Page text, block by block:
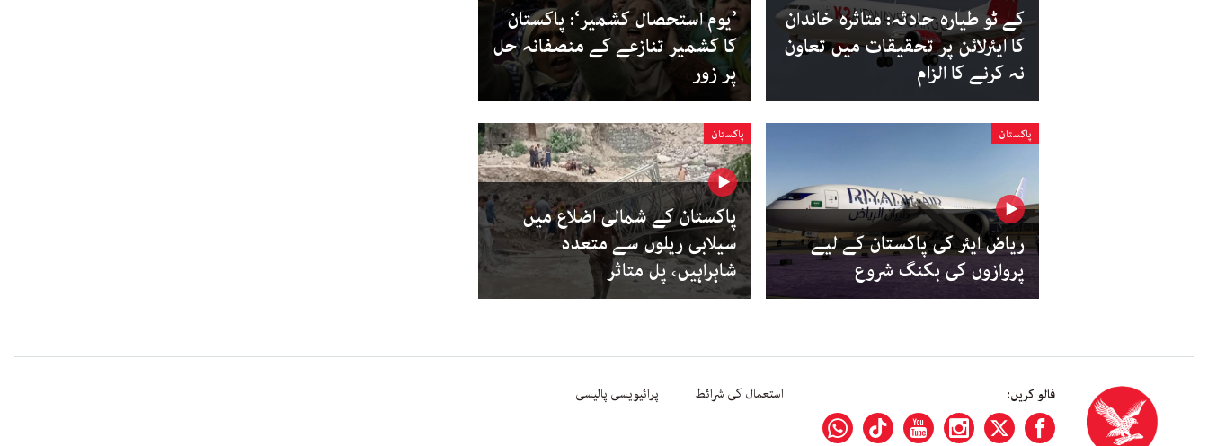
کے ٹو طیارہ حادثہ: متاثرہ خاندان
کا ایئرلائن پر تحقیقات میں تعاون
نہ کرنے کا الزام
’یوم استحصال کشمیر‘: پاکستان
کا کشمیر تنازعے کے منصفانہ حل
پر زور
پاکستان
ریاض ایئر کی پاکستان کے لیے
پروازوں کی بکنگ شروع
پاکستان
پاکستان کے شمالی اضلاع میں
سیلابی ریلوں سے متعدد
شاہراہیں، پل متاثر
فالو کریں: استعمال کی شرائط پرائیویسی پالیسی